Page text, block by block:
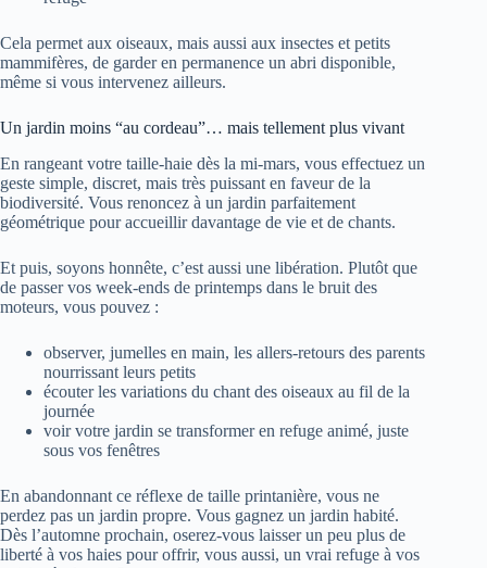
Cela permet aux oiseaux, mais aussi aux insectes et petits
mammifères, de garder en permanence un abri disponible,
même si vous intervenez ailleurs.
Un jardin moins “au cordeau”… mais tellement plus vivant
En rangeant votre taille-haie dès la mi-mars, vous effectuez un
geste simple, discret, mais très puissant en faveur de la
biodiversité. Vous renoncez à un jardin parfaitement
géométrique pour accueillir davantage de vie et de chants.
Et puis, soyons honnête, c’est aussi une libération. Plutôt que
de passer vos week-ends de printemps dans le bruit des
moteurs, vous pouvez :
observer, jumelles en main, les allers-retours des parents
nourrissant leurs petits
écouter les variations du chant des oiseaux au fil de la
journée
voir votre jardin se transformer en refuge animé, juste
sous vos fenêtres
En abandonnant ce réflexe de taille printanière, vous ne
perdez pas un jardin propre. Vous gagnez un jardin habité.
Dès l’automne prochain, oserez-vous laisser un peu plus de
liberté à vos haies pour offrir, vous aussi, un vrai refuge à vos